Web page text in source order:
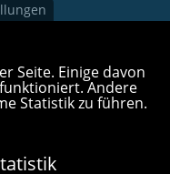
Seite. Einige davon
Andere
Statistik zu führen.